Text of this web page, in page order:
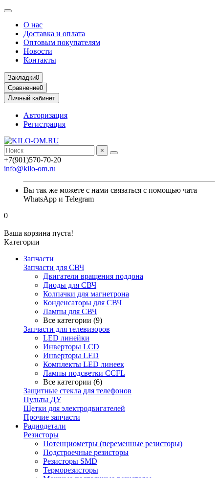
О нас
Доставка и оплата
Оптовым покупателям
Новости
Контакты
Закладки0
Сравнение0
Личный кабинет
Авторизация
Регистрация
×
+7(901)570-70-20
info@kilo-om.ru
Вы так же можете с нами связаться с помощью чата
WhatsApp и Telegram
0
Ваша корзина пуста!
Категории
Запчасти
Запчасти для СВЧ
Двигатели вращения поддона
Диоды для СВЧ
Колпачки для магнетрона
Конденсаторы для СВЧ
Лампы для СВЧ
Все категории (9)
Запчасти для телевизоров
LED линейки
Инверторы LCD
Инверторы LED
Комплекты LED линеек
Лампы подсветки CCFL
Все категории (6)
Защитные стекла для телефонов
Пульты ДУ
Щетки для электродвигателей
Прочие запчасти
Радиодетали
Резисторы
Потенциометры (переменные резисторы)
Подстроечные резисторы
Резисторы SMD
Терморезисторы